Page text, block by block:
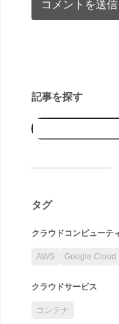
記事を探す
タグ
クラウドコンピューテ
AWS Google Cloud
クラウドサービス
コンテナ